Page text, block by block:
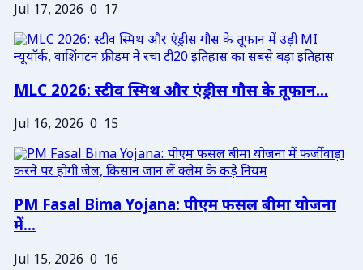
Jul 17, 2026 0 17
MLC 2026: स्टीव स्मिथ और एंड्रीस गौस के तूफान...
Jul 16, 2026 0 15
PM Fasal Bima Yojana: पीएम फसल बीमा योजना
में...
Jul 15, 2026 0 16